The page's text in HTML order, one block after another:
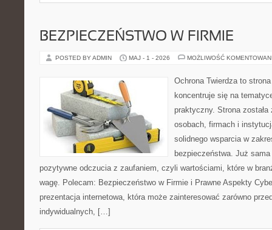
BEZPIECZEŃSTWO W FIRMIE
POSTED BY ADMIN MAJ - 1 - 2026 MOŻLIWOŚĆ
Ochrona Twierdza to
koncentruje się na
praktyczny. Strona
osobach, firmach i
solidnego wsparcia w
bezpieczeństwa. Już
pozytywne odczucia z zaufaniem, czyli wartościami, które w
wagę. Polecam: Bezpieczeństwo w Firmie i Prawne Aspekty
prezentacja internetowa, która może zainteresować zarówno
indywidualnych, […]